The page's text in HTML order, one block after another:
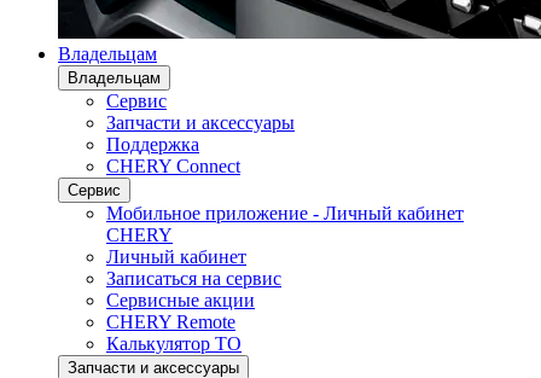
Владельцам
Владельцам
Сервис
Запчасти и аксессуары
Поддержка
CHERY Connect
Сервис
Мобильное приложение - Личный кабинет
CHERY
Личный кабинет
Записаться на сервис
Сервисные акции
CHERY Remote
Калькулятор ТО
Запчасти и аксессуары